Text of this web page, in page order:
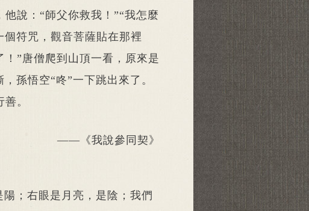
說：“師父你救我！”“我怎麼
符咒，觀音菩薩貼在那裡
”唐僧爬到山頂一看，原來是
孫悟空“咚”一下跳出來了。
。
——《我說參同契》
；右眼是月亮，是陰；我們